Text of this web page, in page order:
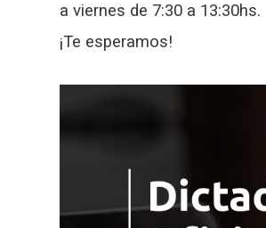
a viernes de 7:30 a 13:30hs.
¡Te esperamos!